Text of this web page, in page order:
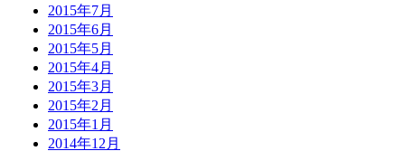
2015年7月
2015年6月
2015年5月
2015年4月
2015年3月
2015年2月
2015年1月
2014年12月